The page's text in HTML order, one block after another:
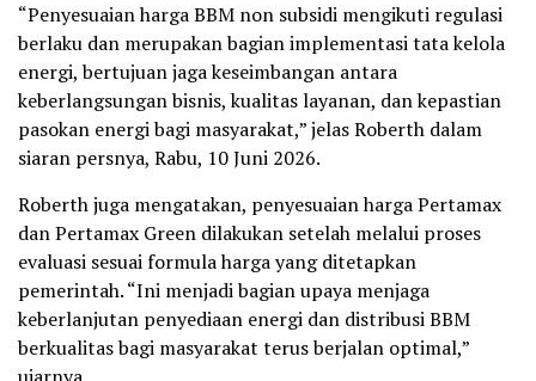
“Penyesuaian harga BBM non subsidi mengikuti regulasi
berlaku dan merupakan bagian implementasi tata kelola
energi, bertujuan jaga keseimbangan antara
keberlangsungan bisnis, kualitas layanan, dan kepastian
pasokan energi bagi masyarakat,” jelas Roberth dalam
siaran persnya, Rabu, 10 Juni 2026.
Roberth juga mengatakan, penyesuaian harga Pertamax
dan Pertamax Green dilakukan setelah melalui proses
evaluasi sesuai formula harga yang ditetapkan
pemerintah. “Ini menjadi bagian upaya menjaga
keberlanjutan penyediaan energi dan distribusi BBM
berkualitas bagi masyarakat terus berjalan optimal,”